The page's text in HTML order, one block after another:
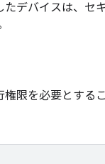
デバイスは、セ
限を必要とする